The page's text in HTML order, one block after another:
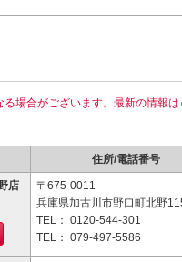
場合がございます。最新の情報は
住所/電話番号
店
〒675-0011
兵庫県加古川市野口町北野
TEL： 0120-544-301
TEL： 079-497-5586